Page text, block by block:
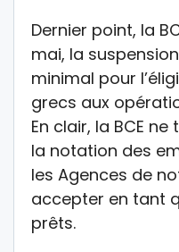
Dernier point, la
mai, la
minimal pour
grecs aux
En clair, la BCE
la notation des
les Agences de
accepter en tant
prêts.